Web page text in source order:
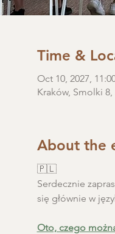
Time &
Oct 10, 2027,
Kraków, Smolki 8,
About the
🇵🇱
Serdecznie
się głównie w
Oto, czego